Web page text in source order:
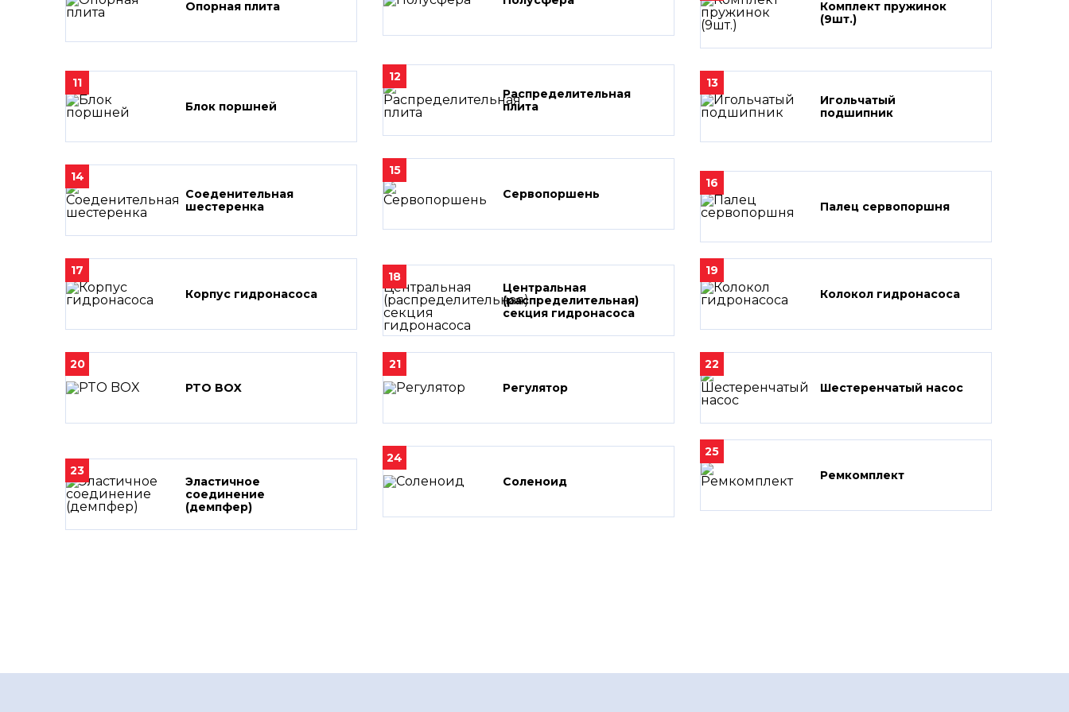
Опорная плита
Комплект пружинок
(9шт.)
11
Блок поршней
12
Распределительная
плита
13
Игольчатый
подшипник
14
Соеденительная
шестеренка
15
Сервопоршень
16
Палец сервопоршня
17
Корпус гидронасоса
18
Центральная
(распределительная)
секция гидронасоса
19
Колокол гидронасоса
20
PTO BOX
21
Регулятор
22
Шестеренчатый насос
23
Эластичное
соединение
(демпфер)
24
Соленоид
25
Ремкомплект